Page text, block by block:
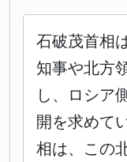
石破茂首相
知事や北方
し、ロシア
開を求めて
相は、この